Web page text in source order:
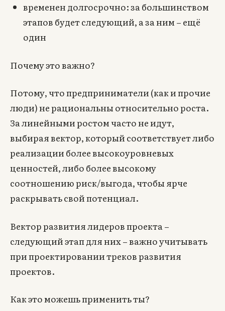
временен долгосрочно: за большинством
этапов будет следующий, а за ним – ещё
один
Почему это важно?
Потому, что предприниматели (как и прочие
люди) не рациональны относительно роста.
За линейными ростом часто не идут,
выбирая вектор, который соответствует либо
реализации более высокоуровневых
ценностей, либо более высокому
соотношению риск/выгода, чтобы ярче
раскрывать свой потенциал.
Вектор развития лидеров проекта –
следующий этап для них – важно учитывать
при проектировании треков развития
проектов.
Как это можешь применить ты?